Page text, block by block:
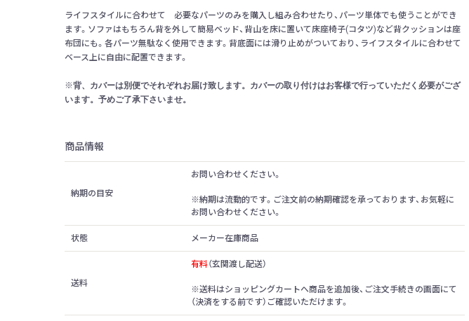
ライフスタイルに合わせて 必要なパーツのみを購入し組み合わせたり、パーツ単体でも使うことができ
ます。ソファはもちろん背を外して簡易ベッド、背山を床に置いて床座椅子(コタツ)など背クッションは座
布団にも。各パーツ無駄なく使用できます。背底面には滑り止めがついており、ライフスタイルに合わせて
ベース上に自由に配置できます。
※背、カバーは別便でそれぞれお届け致します。 カバーの取り付けはお客様で行っていただく必要がござ
います。予めご了承下さいませ。
商品情報
納期の目安
お問い合わせください。
※納期は流動的です。ご注文前の納期確認を承っております、お気軽に
お問い合わせください。
状態 メーカー在庫商品
送料
有料（玄関渡し配送）
※送料はショッピングカートへ商品を追加後、ご注文手続きの画面にて
（決済をする前です）ご確認いただけます。